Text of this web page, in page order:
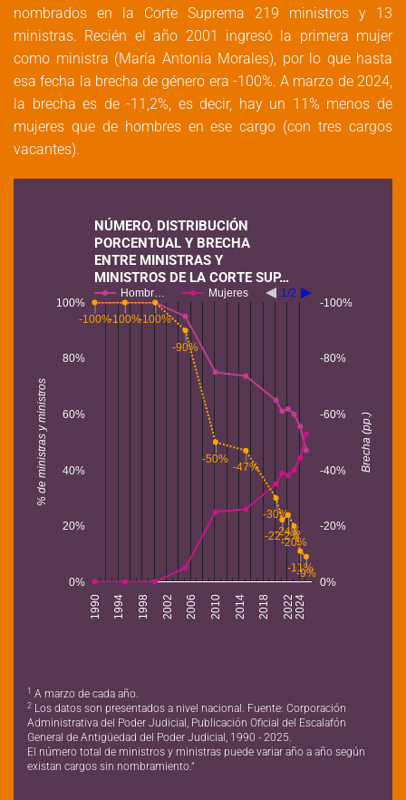
nombrados en la Corte Suprema 219 ministros y 13
ministras. Recién el año 2001 ingresó la primera mujer
como ministra (María Antonia Morales), por lo que hasta
esa fecha la brecha de género era -100%. A marzo de 2024,
la brecha es de -11,2%, es decir, hay un 11% menos de
mujeres que de hombres en ese cargo (con tres cargos
vacantes).
NÚMERO, DISTRIBUCIÓN
PORCENTUAL Y BRECHA
ENTRE MINISTRAS Y
MINISTROS DE LA CORTE SUP…
Hombr… Mujeres 1/2
1990 1994 1998 2002 2006 2010 2014 2018 20222024
0%
20%
40%
60%
80%
100% -100%
-80%
-60%
-40%
-20%
0%
-100%-100%-100%
-90%
-50%
-47%
-30%
-22,2%
-24%
-20%
-11%
-9%
% de ministras y ministros Brecha (pp.)
1 A marzo de cada año.
2 Los datos son presentados a nivel nacional. Fuente: Corporación
Administrativa del Poder Judicial, Publicación Oficial del Escalafón
General de Antigüedad del Poder Judicial, 1990 - 2025.
El número total de ministros y ministras puede variar año a año según
existan cargos sin nombramiento."